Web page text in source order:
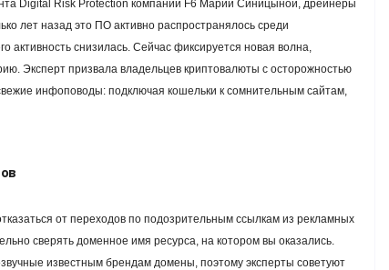
Digital Risk Protection компании F6 Марии Синицыной, дрейнеры
лет назад это ПО активно распространялось среди
активность снизилась. Сейчас фиксируется новая волна,
Эксперт призвала владельцев криптовалюты с осторожностью
инфоповоды: подключая кошельки к сомнительным сайтам,
от переходов по подозрительным ссылкам из рекламных
сверять доменное имя ресурса, на котором вы оказались.
известным брендам домены, поэтому эксперты советуют